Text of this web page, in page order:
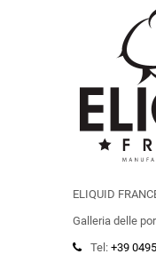
ELIQUID
Galleria delle
Tel: +39